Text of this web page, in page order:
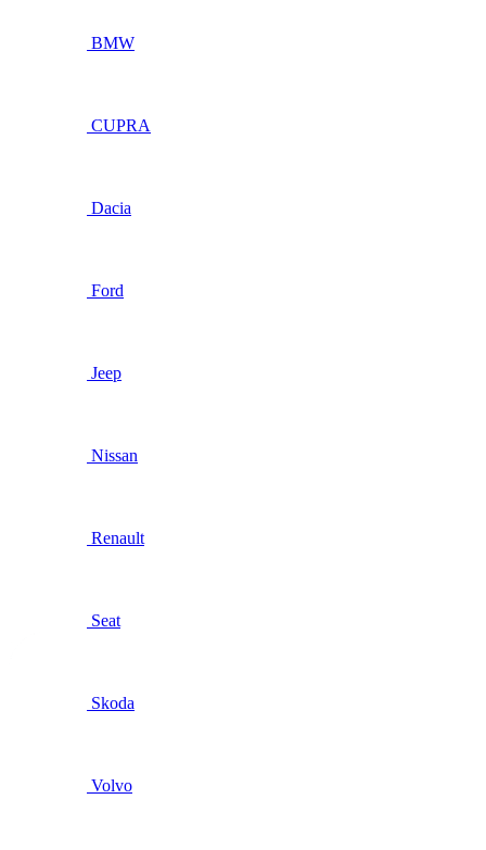
BMW
CUPRA
Dacia
Ford
Jeep
Nissan
Renault
Seat
Skoda
Volvo